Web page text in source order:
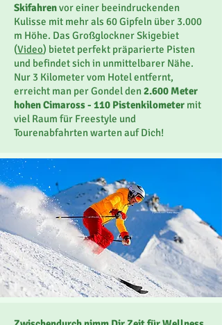
Skifahrenvor einer beeindruckenden
Kulisse mit mehr als 60 Gipfeln über 3.000
m Höhe. Das Großglockner Skigebiet
(Video) bietet perfekt präparierte Pisten
und befindet sich in unmittelbarer Nähe.
Nur 3 Kilometer vom Hotel entfernt,
erreicht man per Gondel den2.600 Meter
hohen Cimaross - 110 Pistenkilometer mit
viel Raum für Freestyle und
Tourenabfahrten warten auf Dich!